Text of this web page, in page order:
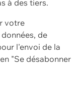
à des tiers.
votre
de
l'envoi de la
"Se désabonner